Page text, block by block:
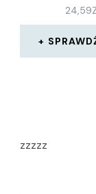
24,59
zzzzz